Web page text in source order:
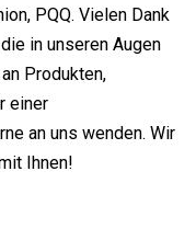
PQQ. Vielen Dank
in unseren Augen
Produkten,
einer
an uns wenden. Wir
Ihnen!